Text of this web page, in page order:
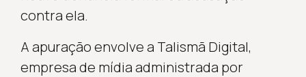
contra ela.
A apuração envolve a Talismã Digital,
empresa de mídia administrada por